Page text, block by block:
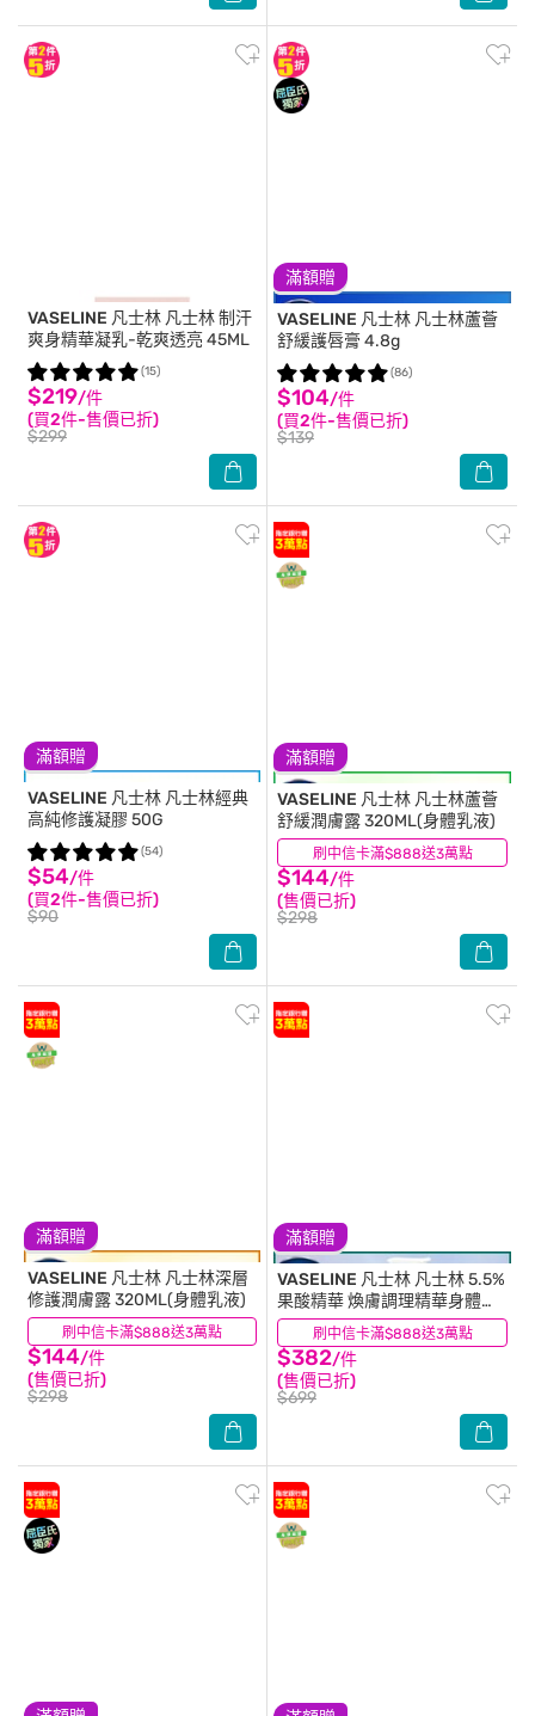
VASELINE 凡士林 凡士林 制汗
爽身精華凝乳-乾爽透亮 45ML
$219/件
(買2件-售價已折)
$299
(15)
滿額贈
VASELINE 凡士林 凡士林蘆薈
舒緩護唇膏 4.8g
$104/件
(買2件-售價已折)
$139
(86)
滿額贈
VASELINE 凡士林 凡士林經典
高純修護凝膠 50G
$54/件
(買2件-售價已折)
$90
(54)
滿額贈
刷中信卡滿$888送3萬點
VASELINE 凡士林 凡士林蘆薈
舒緩潤膚露 320ML(身體乳液)
$144/件
(售價已折)
$298
(18)
滿額贈
刷中信卡滿$888送3萬點
VASELINE 凡士林 凡士林深層
修護潤膚露 320ML(身體乳液)
$144/件
(售價已折)
$298
(22)
滿額贈
刷中信卡滿$888送3萬點
VASELINE 凡士林 凡士林 5.5%
果酸精華 煥膚調理精華身體乳
250ML (身體乳液)
$382/件
(售價已折)
$699
(24)